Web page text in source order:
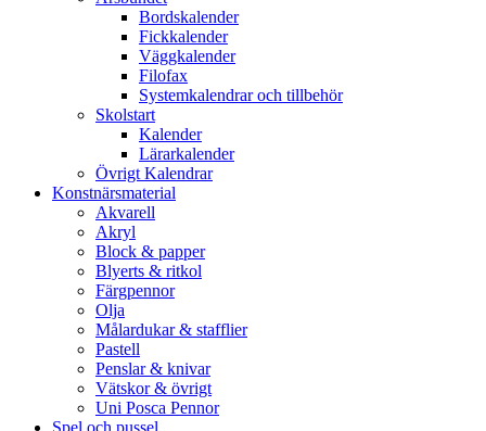
Bordskalender
Fickkalender
Väggkalender
Filofax
Systemkalendrar och tillbehör
Skolstart
Kalender
Lärarkalender
Övrigt Kalendrar
Konstnärsmaterial
Akvarell
Akryl
Block & papper
Blyerts & ritkol
Färgpennor
Olja
Målardukar & stafflier
Pastell
Penslar & knivar
Vätskor & övrigt
Uni Posca Pennor
Spel och pussel